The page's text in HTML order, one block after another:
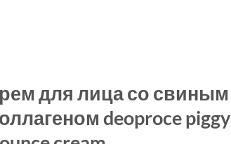
для лица со свиным
deoproce